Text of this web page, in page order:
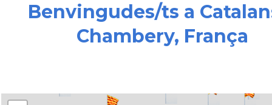
Benvingudes/ts a
Chambery, França